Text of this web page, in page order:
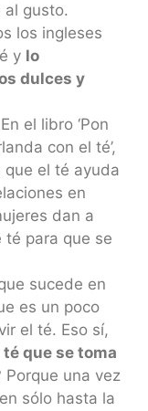
al gusto.
los ingleses
y lo
dulces y
En el libro ‘Pon
con el té’,
que el té ayuda
en
dan a
té para que se
sucede en
es un poco
el té. Eso sí,
té que se toma
Porque una vez
sólo hasta la